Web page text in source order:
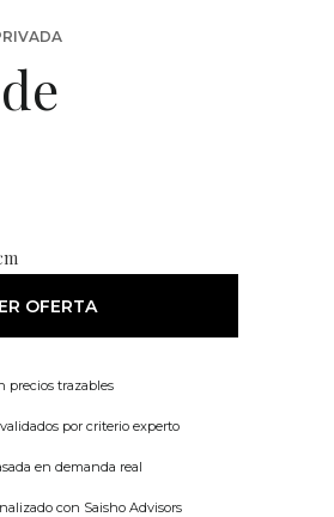
OFERTA
precios trazables
por criterio experto
en demanda real
con Saisho Advisors